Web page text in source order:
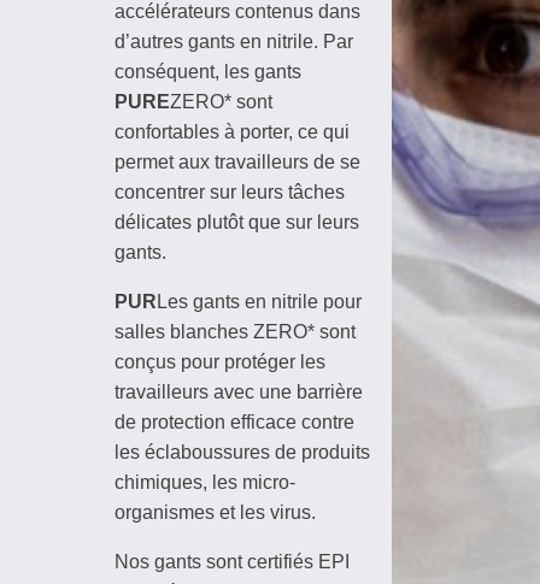
accélérateurs contenus dans
d’autres gants en nitrile. Par
conséquent, les gants
PUREZERO* sont
confortables à porter, ce qui
permet aux travailleurs de se
concentrer sur leurs tâches
délicates plutôt que sur leurs
gants.
PUR Les gants en nitrile pour
salles blanches ZERO* sont
conçus pour protéger les
travailleurs avec une barrière
de protection efficace contre
les éclaboussures de produits
chimiques, les micro-
organismes et les virus.
Nos gants sont certifiés EPI